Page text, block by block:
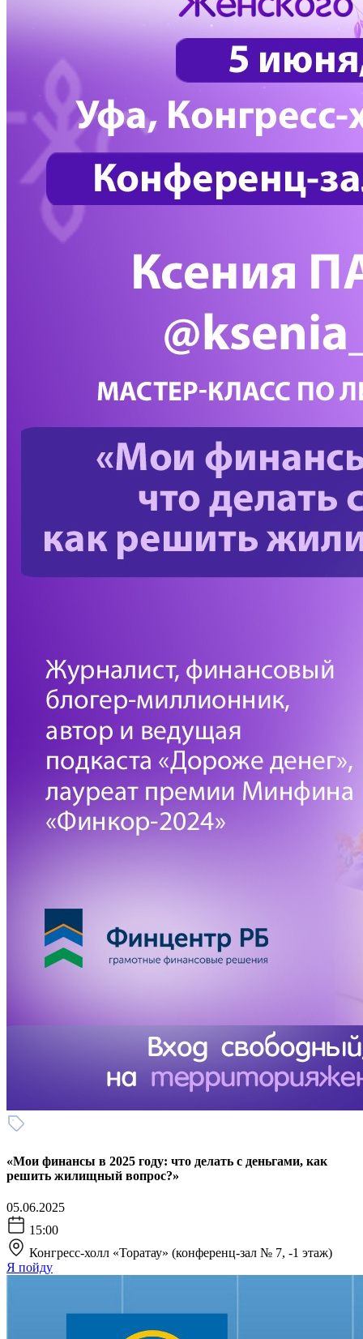
«Мои финансы в 2025 году: что делать с деньгами, как
решить жилищный вопрос?»
05.06.2025
15:00
Конгресс-холл «Торатау» (конференц-зал № 7, -1 этаж)
Я пойду